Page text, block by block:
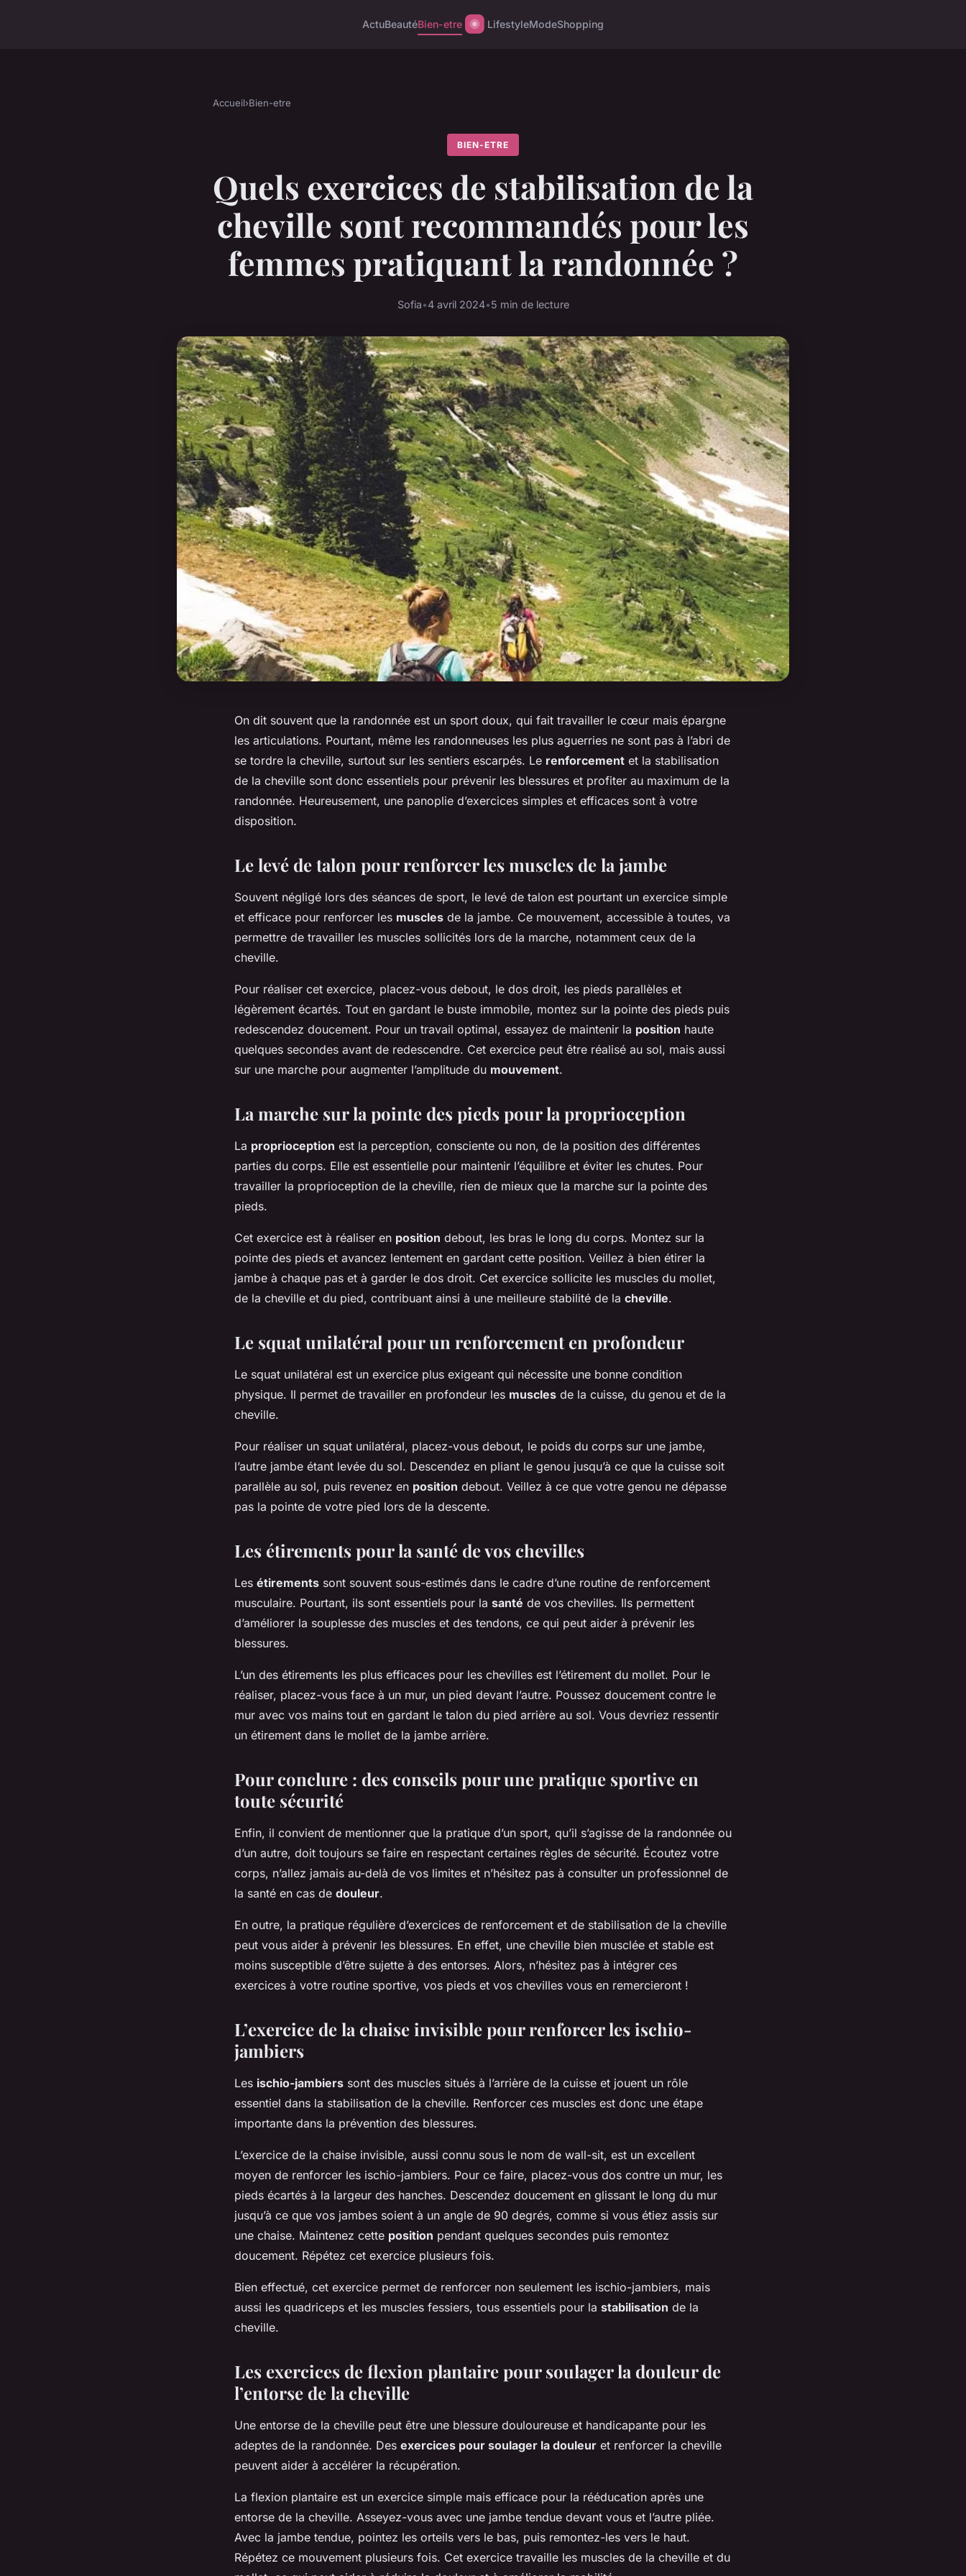
ActuBeautéBien-etre LifestyleModeShopping
Accueil›Bien-etre
BIEN-ETRE
Quels exercices de stabilisation de la
cheville sont recommandés pour les
femmes pratiquant la randonnée ?
Sofia•4 avril 2024•5 min de lecture
On dit souvent que la randonnée est un sport doux, qui fait travailler le cœur mais épargne
les articulations. Pourtant, même les randonneuses les plus aguerries ne sont pas à l’abri de
se tordre la cheville, surtout sur les sentiers escarpés. Le renforcement et la stabilisation
de la cheville sont donc essentiels pour prévenir les blessures et profiter au maximum de la
randonnée. Heureusement, une panoplie d’exercices simples et efficaces sont à votre
disposition.
Le levé de talon pour renforcer les muscles de la jambe
Souvent négligé lors des séances de sport, le levé de talon est pourtant un exercice simple
et efficace pour renforcer les muscles de la jambe. Ce mouvement, accessible à toutes, va
permettre de travailler les muscles sollicités lors de la marche, notamment ceux de la
cheville.
Pour réaliser cet exercice, placez-vous debout, le dos droit, les pieds parallèles et
légèrement écartés. Tout en gardant le buste immobile, montez sur la pointe des pieds puis
redescendez doucement. Pour un travail optimal, essayez de maintenir la position haute
quelques secondes avant de redescendre. Cet exercice peut être réalisé au sol, mais aussi
sur une marche pour augmenter l’amplitude du mouvement.
La marche sur la pointe des pieds pour la proprioception
La proprioception est la perception, consciente ou non, de la position des différentes
parties du corps. Elle est essentielle pour maintenir l’équilibre et éviter les chutes. Pour
travailler la proprioception de la cheville, rien de mieux que la marche sur la pointe des
pieds.
Cet exercice est à réaliser en position debout, les bras le long du corps. Montez sur la
pointe des pieds et avancez lentement en gardant cette position. Veillez à bien étirer la
jambe à chaque pas et à garder le dos droit. Cet exercice sollicite les muscles du mollet,
de la cheville et du pied, contribuant ainsi à une meilleure stabilité de la cheville.
Le squat unilatéral pour un renforcement en profondeur
Le squat unilatéral est un exercice plus exigeant qui nécessite une bonne condition
physique. Il permet de travailler en profondeur les muscles de la cuisse, du genou et de la
cheville.
Pour réaliser un squat unilatéral, placez-vous debout, le poids du corps sur une jambe,
l’autre jambe étant levée du sol. Descendez en pliant le genou jusqu’à ce que la cuisse soit
parallèle au sol, puis revenez en position debout. Veillez à ce que votre genou ne dépasse
pas la pointe de votre pied lors de la descente.
Les étirements pour la santé de vos chevilles
Les étirements sont souvent sous-estimés dans le cadre d’une routine de renforcement
musculaire. Pourtant, ils sont essentiels pour la santé de vos chevilles. Ils permettent
d’améliorer la souplesse des muscles et des tendons, ce qui peut aider à prévenir les
blessures.
L’un des étirements les plus efficaces pour les chevilles est l’étirement du mollet. Pour le
réaliser, placez-vous face à un mur, un pied devant l’autre. Poussez doucement contre le
mur avec vos mains tout en gardant le talon du pied arrière au sol. Vous devriez ressentir
un étirement dans le mollet de la jambe arrière.
Pour conclure : des conseils pour une pratique sportive en
toute sécurité
Enfin, il convient de mentionner que la pratique d’un sport, qu’il s’agisse de la randonnée ou
d’un autre, doit toujours se faire en respectant certaines règles de sécurité. Écoutez votre
corps, n’allez jamais au-delà de vos limites et n’hésitez pas à consulter un professionnel de
la santé en cas de douleur.
En outre, la pratique régulière d’exercices de renforcement et de stabilisation de la cheville
peut vous aider à prévenir les blessures. En effet, une cheville bien musclée et stable est
moins susceptible d’être sujette à des entorses. Alors, n’hésitez pas à intégrer ces
exercices à votre routine sportive, vos pieds et vos chevilles vous en remercieront !
L’exercice de la chaise invisible pour renforcer les ischio-
jambiers
Les ischio-jambiers sont des muscles situés à l’arrière de la cuisse et jouent un rôle
essentiel dans la stabilisation de la cheville. Renforcer ces muscles est donc une étape
importante dans la prévention des blessures.
L’exercice de la chaise invisible, aussi connu sous le nom de wall-sit, est un excellent
moyen de renforcer les ischio-jambiers. Pour ce faire, placez-vous dos contre un mur, les
pieds écartés à la largeur des hanches. Descendez doucement en glissant le long du mur
jusqu’à ce que vos jambes soient à un angle de 90 degrés, comme si vous étiez assis sur
une chaise. Maintenez cette position pendant quelques secondes puis remontez
doucement. Répétez cet exercice plusieurs fois.
Bien effectué, cet exercice permet de renforcer non seulement les ischio-jambiers, mais
aussi les quadriceps et les muscles fessiers, tous essentiels pour la stabilisation de la
cheville.
Les exercices de flexion plantaire pour soulager la douleur de
l’entorse de la cheville
Une entorse de la cheville peut être une blessure douloureuse et handicapante pour les
adeptes de la randonnée. Des exercices pour soulager la douleur et renforcer la cheville
peuvent aider à accélérer la récupération.
La flexion plantaire est un exercice simple mais efficace pour la rééducation après une
entorse de la cheville. Asseyez-vous avec une jambe tendue devant vous et l’autre pliée.
Avec la jambe tendue, pointez les orteils vers le bas, puis remontez-les vers le haut.
Répétez ce mouvement plusieurs fois. Cet exercice travaille les muscles de la cheville et du